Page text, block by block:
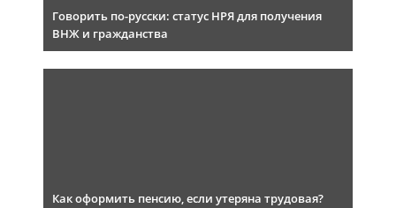
Говорить по-русски: статус НРЯ для получения
ВНЖ и гражданства
Как оформить пенсию, если утеряна трудовая?